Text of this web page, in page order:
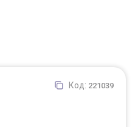
Код: 221039